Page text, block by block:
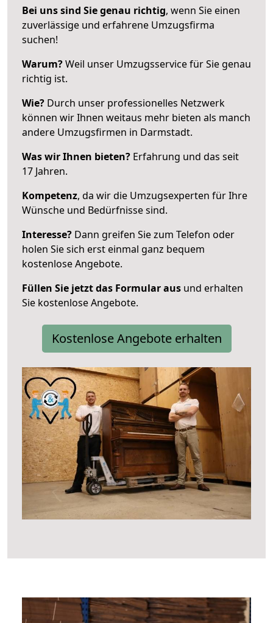
Bei uns sind Sie genau richtig, wenn Sie einen
zuverlässige und erfahrene Umzugsfirma
suchen!
Warum?Weil unser Umzugsservice für Sie genau
richtig ist.
Wie? Durch unser professionelles Netzwerk
können wir Ihnen weitaus mehr bieten als manch
andere Umzugsfirmen in Darmstadt.
Was wir Ihnen bieten? Erfahrung und das seit
17 Jahren.
Kompetenz, da wir die Umzugsexperten für Ihre
Wünsche und Bedürfnisse sind.
Interesse? Dann greifen Sie zum Telefon oder
holen Sie sich erst einmal ganz bequem
kostenlose Angebote.
Füllen Sie jetzt das Formular aus und erhalten
Sie kostenlose Angebote.
Kostenlose Angebote erhalten